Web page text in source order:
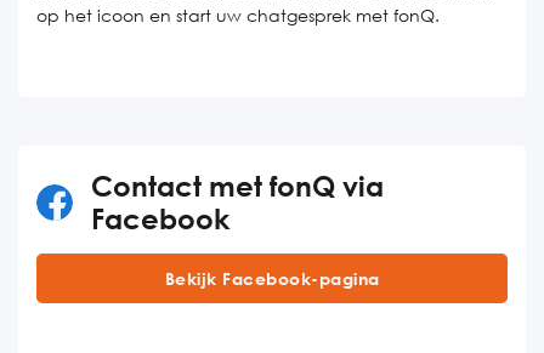
op het icoon en start uw chatgesprek met fonQ.
Contact met fonQ via
Facebook
Bekijk Facebook-pagina